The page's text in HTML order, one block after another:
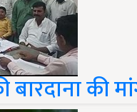
की